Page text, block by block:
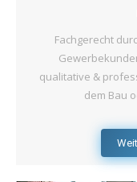
Fachgerecht
qualitative &
dem Bau